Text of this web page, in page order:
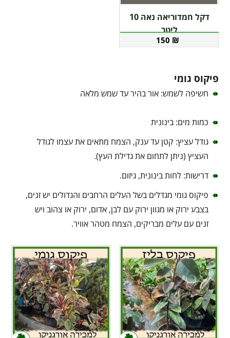
דקל חמדוריאה נאה 10
ליטר
150 ₪
פיקוס גומי
חשיפה לשמש: אור בהיר עד שמש מלאה
כמות מים: בינונית
גודל עציץ: קטן עד ענק, הצמח מתאים את עצמו לגודל
העציץ (ניתן לתחום את גדילת העץ).
דרישות: לחות בינונית, גיזום.
פיקוס גומי מגדלים בשל העלים הרחבים והגדולים יש זנים,
בצבע ירוק או מגוון ירוק עם לבן, אדום, ירוק או צהוב ויש
זנים עם עלים מבריקים, הצמח מטהר אוויר.